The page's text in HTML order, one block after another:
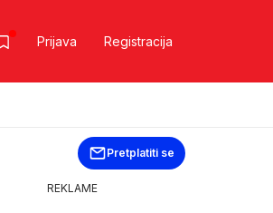
Prijava Registracija
Pretplatiti se
REKLAME